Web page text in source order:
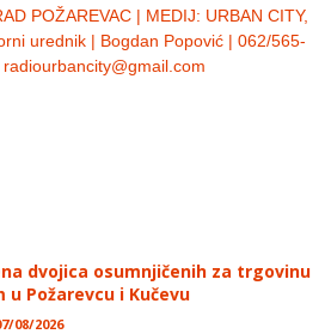
POŽAREVAC | MEDIJ: URBAN CITY,
urednik | Bogdan Popović | 062/565-
dvojica osumnjičenih za trgovinu
u Požarevcu i Kučevu
08/2026